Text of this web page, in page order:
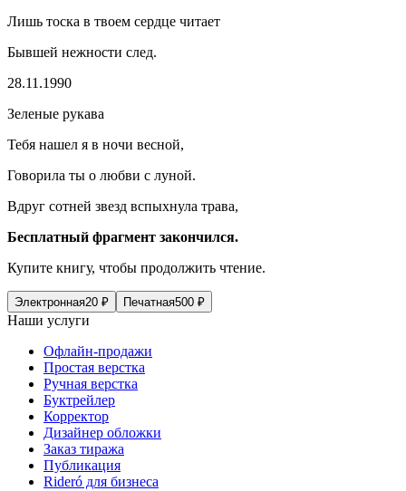
Лишь тоска в твоем сердце читает
Бывшей нежности след.
28.11.1990
Зеленые рукава
Тебя нашел я в ночи весной,
Говорила ты о любви с луной.
Вдруг сотней звезд вспыхнула трава,
Бесплатный фрагмент закончился.
Купите книгу, чтобы продолжить чтение.
Электронная20 ₽ Печатная500 ₽
Наши услуги
Офлайн-продажи
Простая верстка
Ручная верстка
Буктрейлер
Корректор
Дизайнер обложки
Заказ тиража
Публикация
Rideró для бизнеса